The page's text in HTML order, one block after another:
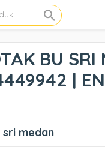
BU SRI
|
medan